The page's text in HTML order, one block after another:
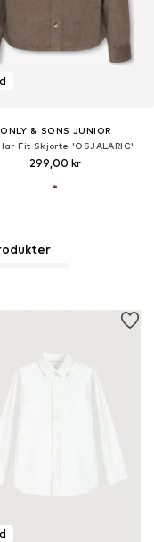
ONLY & SONS JUNIOR
Fit Skjorte 'OSJALARIC'
299,00 kr